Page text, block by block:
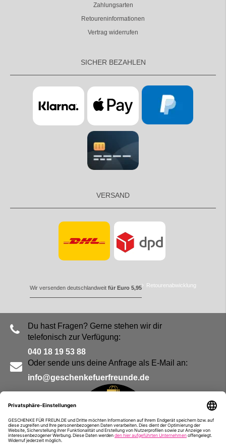
Zahlungsarten
Retoureninformationen
Vertrag widerrufen
SICHER BEZAHLEN
VERSAND
Wir versenden deutschlandweit für Euro 5,95 Retourenabwicklung
Du hast Fragen? Gerne stehen wir dir
telefonisch zur Verfügung:
040 18 19 53 88
Oder sende uns deine Anfrage als E-Mail an:
info@geschenkefuerfreunde.de